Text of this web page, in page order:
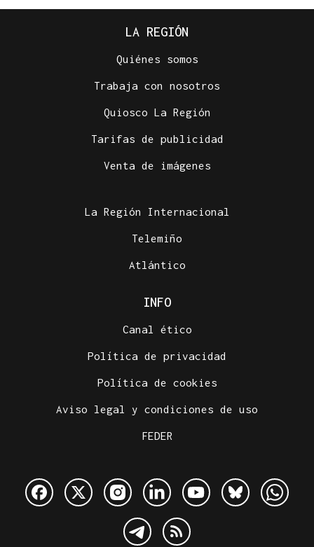
LA REGIÓN
Quiénes somos
Trabaja con nosotros
Quiosco La Región
Tarifas de publicidad
Venta de imágenes
La Región Internacional
Telemiño
Atlántico
INFO
Canal ético
Política de privacidad
Política de cookies
Aviso legal y condiciones de uso
FEDER